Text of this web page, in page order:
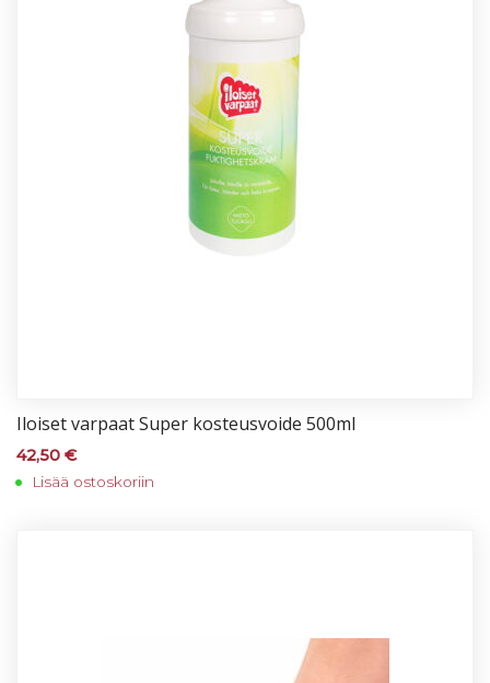
Iloi­set var­paat Su­per kos­teus­voi­de 500ml
42,50 €
Lisää ostoskoriin